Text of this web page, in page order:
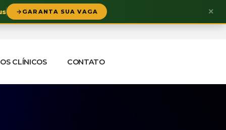
GARANTA SUA VAGA ×
CLÍNICOS CONTATO